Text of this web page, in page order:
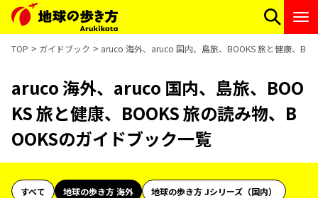
TOP ガイドブック aruco 海外、aruco 国内、島旅、BOOKS 旅と健康、
aruco 海外、aruco 国内、島旅、BOO
KS 旅と健康、BOOKS 旅の読み物、B
OOKSのガイドブック一覧
すべて 地球の歩き方 海外
地球の歩き方 Jシリーズ（国内）